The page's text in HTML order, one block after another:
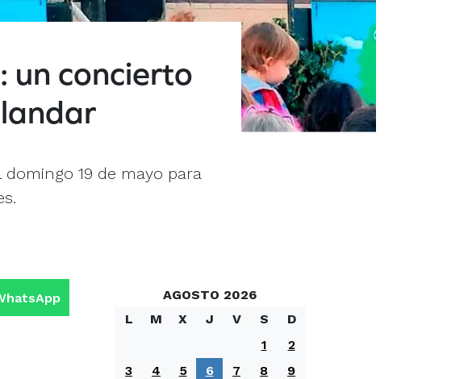
un concierto
domingo 19 de mayo para
AGOSTO 2026
L
M X J V S
D
1
2
3
4 5 6 7 8
9